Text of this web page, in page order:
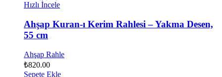
Hızlı İncele
Ahşap Kuran-ı Kerim Rahlesi – Yakma Desen,
55 cm
Ahşap Rahle
₺820.00
Sepete Ekle